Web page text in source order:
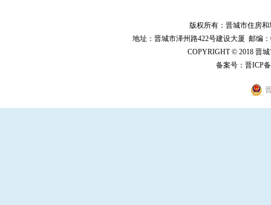
版权所有：晋城市住房
地址：晋城市泽州路422号建设大厦 邮编：
COPYRIGHT © 2018 晋
备案号： 晋ICP